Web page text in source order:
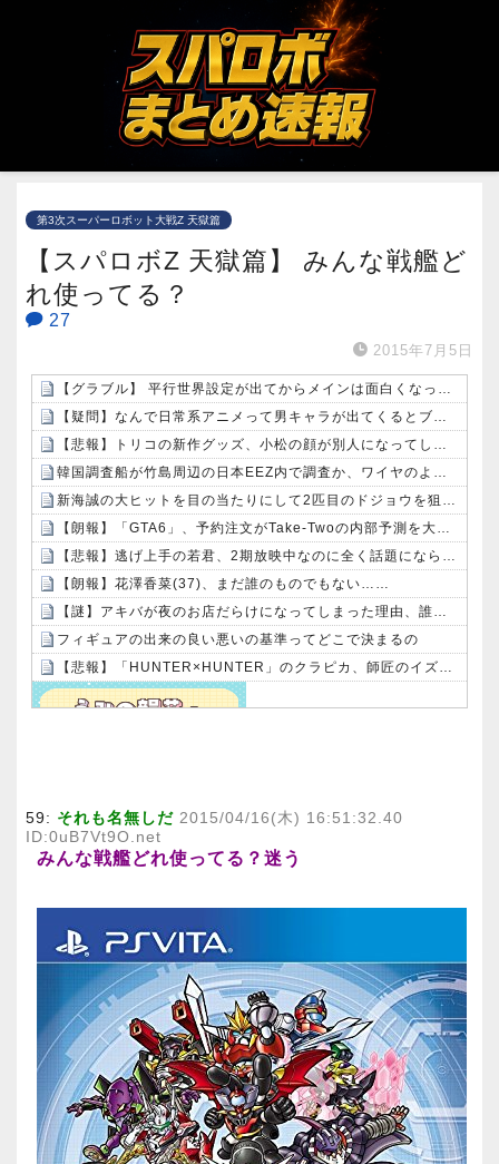
第3次スーパーロボット大戦Z 天獄篇
【スパロボZ 天獄篇】 みんな戦艦ど
れ使ってる？
27
2015年7月5日
【グラブル】 平行世界設定が出てからメインは面白くなった？それとも微妙になった？
【疑問】なんで日常系アニメって男キャラが出てくるとブチ切れられるの？
【悲報】トリコの新作グッズ、小松の顔が別人になってしまうｗｗｗｗ
韓国調査船が竹島周辺の日本EEZ内で調査か、ワイヤのようなもの海中に投入…外務省が抗議！
新海誠の大ヒットを目の当たりにして2匹目のドジョウを狙ったけど滑ったアニメ映画達、なんやかんや面白いものもある説
【朗報】「GTA6」、予約注文がTake-Twoの内部予測を大幅に上回る
【悲報】逃げ上手の若君、2期放映中なのに全く話題にならない
【朗報】花澤香菜(37)、まだ誰のものでもない……
【謎】アキバが夜のお店だらけになってしまった理由、誰にも分からないｗｗｗｗ：26/08/08のニュース
フィギュアの出来の良い悪いの基準ってどこで決まるの
【悲報】「HUNTER×HUNTER」のクラピカ、師匠のイズナビに対する態度が本当に酷い！！
59: それも名無しだ 2015/04/16(木) 16:51:32.40
ID:0uB7Vt9O.net
みんな戦艦どれ使ってる？迷う